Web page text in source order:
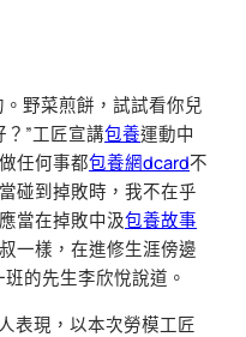
。野菜煎餅，試試看你兒
？”工匠宣講包養運動中
任何事都包養網dcard不
碰到掉敗時，我不在乎
當在掉敗中汲包養故事
一樣，在進修生涯傍邊
的先生李欣悅說道。
表現，以本次勞模工匠